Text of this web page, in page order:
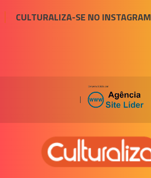
CULTURALIZA-SE NO INSTAGRAM
|